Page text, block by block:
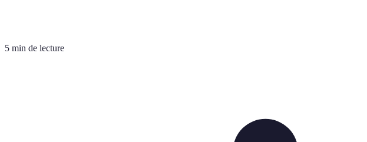
5 min de lecture